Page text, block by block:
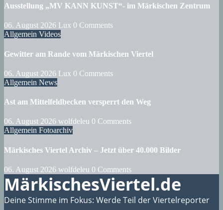
Ausstellung „MV KANN KUNST“- im Märkischen Zentrum
06. August 2026 Lux 0 Comments
Allgemein Videos
Gewitter am Rande vom Märkischen Viertel
06. August 2026 Lux 0 Comments
Allgemein News
Ast am Mittelfeldbecken versperrt den Weg
06. August 2026 wolfdeleu 0 Comments
Allgemein Fotoarchiv
Märkisches Viertel Archiv – Jetzt über 40.000 Bilder
06. August 2026 wolfdeleu 0 Comments
MärkischesViertel.de
Deine Stimme im Fokus: Werde Teil der Viertelreporter